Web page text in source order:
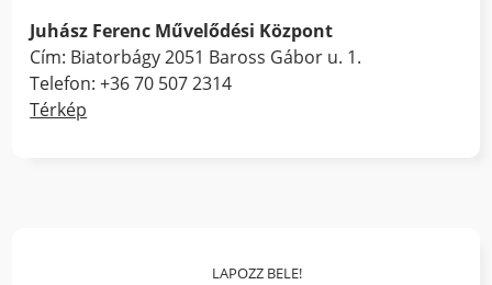
Juhász Ferenc Művelődési Központ
Cím: Biatorbágy 2051 Baross Gábor u. 1.
Telefon: +36 70 507 2314
Térkép
LAPOZZ BELE!